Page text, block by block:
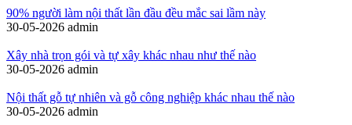
90% người làm nội thất lần đầu đều mắc sai lầm này
30-05-2026 admin
Xây nhà trọn gói và tự xây khác nhau như thế nào
30-05-2026 admin
Nội thất gỗ tự nhiên và gỗ công nghiệp khác nhau thế nào
30-05-2026 admin